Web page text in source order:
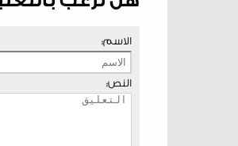
الاسم:
النص: